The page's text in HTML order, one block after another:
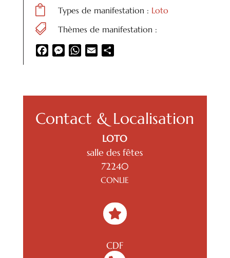
 Types de manifestation : Loto
 Thèmes de manifestation :
FacebookMessenger
WhatsApp
Email
Contact & Localisation
LOTO
salle des fêtes
72240
CONLIE

CDF